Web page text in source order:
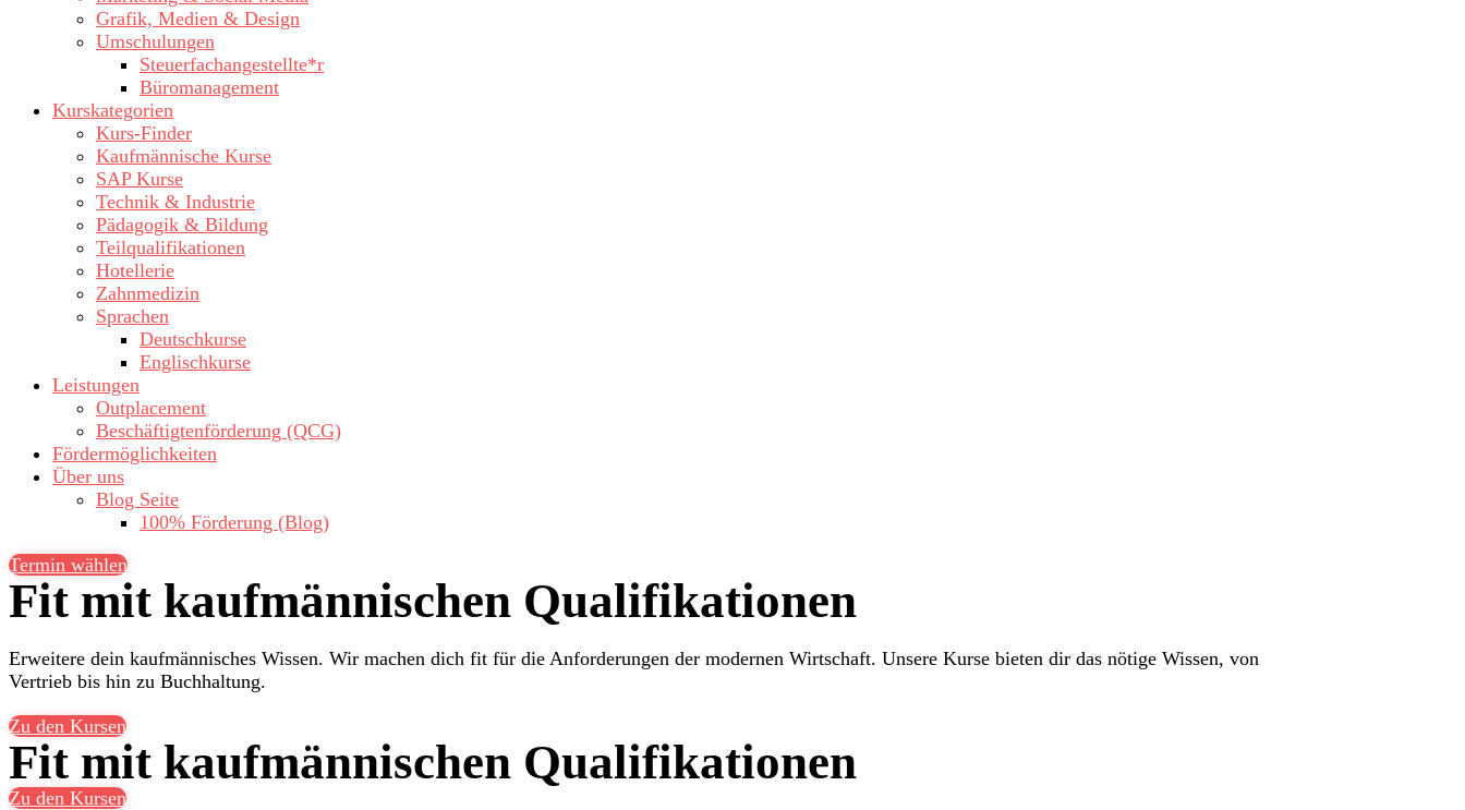
Grafik, Medien & Design
Umschulungen
Steuerfachangestellte*r
Büromanagement
Kurskategorien
Kurs-Finder
Kaufmännische Kurse
SAP Kurse
Technik & Industrie
Pädagogik & Bildung
Teilqualifikationen
Hotellerie
Zahnmedizin
Sprachen
Deutschkurse
Englischkurse
Leistungen
Outplacement
Beschäftigtenförderung (QCG)
Fördermöglichkeiten
Über uns
Blog Seite
100% Förderung (Blog)
Termin wählen
Fit mit kaufmännischen Qualifikationen
Erweitere dein kaufmännisches Wissen. Wir machen dich fit für die Anforderungen der modernen Wirtschaft. Unsere Kurse bieten dir das nötige Wissen, von
Vertrieb bis hin zu Buchhaltung.
Zu den Kursen
Fit mit kaufmännischen Qualifikationen
Zu den Kursen